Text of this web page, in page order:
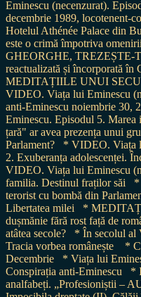
Eminescu (necenzurat).
decembrie 1989,
Hotelul Athénée Palace din
este o crimă împotriva omenirii
GHEORGHE, TREZEȘTE-
reactualizată și încorporată
MEDITAȚIILE UNUI
VIDEO. Viața lui Eminescu
anti-Eminescu noiembrie 30,
Eminescu. Episodul 5.
țară" ar avea prezența unui
Parlament?
* VIDEO. Viața
2. Exuberanța adolescenței.
VIDEO. Viața lui Eminescu
familia. Destinul fraților săi
*
terorist cu bombă din
Libertatea milei
*
dușmănie fără rost față de
atâtea secole?
* În secolul al
Tracia vorbea românește
*
Decembrie
* Viața lui
Conspirația anti-Eminescu
*
analfabeți. „Profesioniștii –